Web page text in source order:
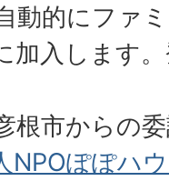
動的にファ
加入します
根市からの
NPOぽぽハ